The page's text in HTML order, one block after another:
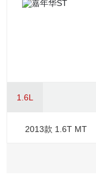
1.6L
2013款 1.6T MT